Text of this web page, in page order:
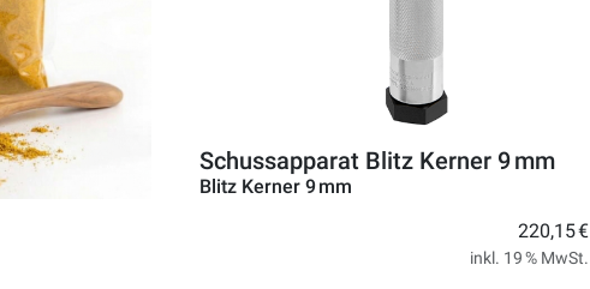
Schussapparat Blitz Kerner 9 mm
Blitz Kerner 9 mm
220,15 €
inkl. 19 % MwSt.